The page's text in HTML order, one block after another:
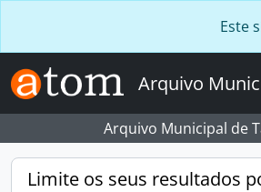
Este
Arquivo
Arquivo Municipal de
Limite os seus resultados